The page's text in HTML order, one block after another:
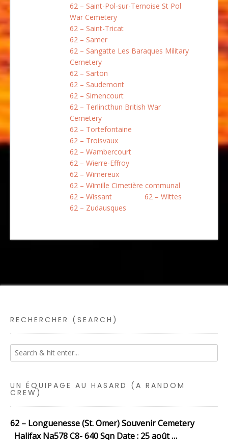
62 – Saint-Pol-sur-Ternoise St Pol
War Cemetery
62 – Saint-Tricat
62 – Samer
62 – Sangatte Les Baraques Military
Cemetery
62 – Sarton
62 – Saudemont
62 – Simencourt
62 – Terlincthun British War
Cemetery
62 – Tortefontaine
62 – Troisvaux
62 – Wambercourt
62 – Wierre-Effroy
62 – Wimereux
62 – Wimille Cimetière communal
62 – Wissant
62 – Wittes
62 – Zudausques
RECHERCHER (SEARCH)
UN ÉQUIPAGE AU HASARD (A RANDOM
CREW)
62 – Longuenesse (St. Omer) Souvenir Cemetery
Halifax Na578 C8- 640 Sqn Date : 25 août …